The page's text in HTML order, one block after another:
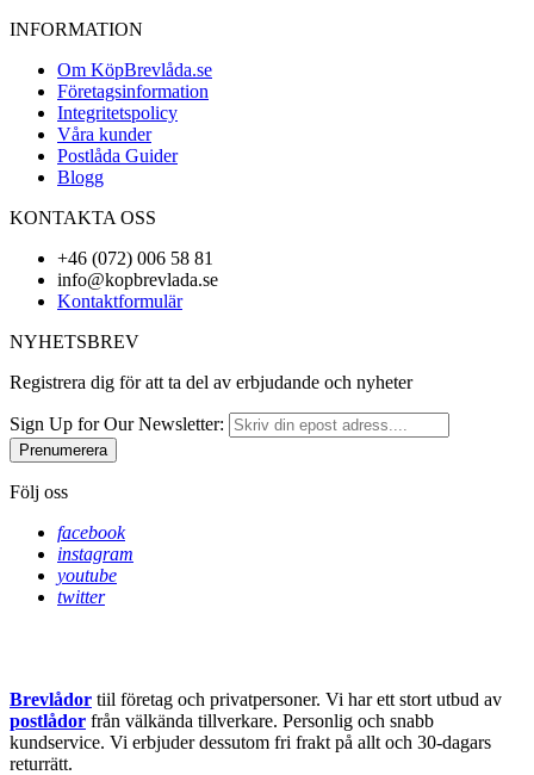
INFORMATION
Om KöpBrevlåda.se
Företagsinformation
Integritetspolicy
Våra kunder
Postlåda Guider
Blogg
KONTAKTA OSS
+46 (072) 006 58 81
info@kopbrevlada.se
Kontaktformulär
NYHETSBREV
Registrera dig för att ta del av erbjudande och nyheter
Sign Up for Our Newsletter:
Prenumerera
Följ oss
facebook
instagram
youtube
twitter
Brevlådor tiil företag och privatpersoner. Vi har ett stort utbud av
postlådor från välkända tillverkare. Personlig och snabb
kundservice. Vi erbjuder dessutom fri frakt på allt och 30-dagars
returrätt.